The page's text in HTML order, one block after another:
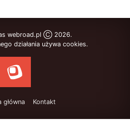
webroad.pl Ⓒ 2026.
działania używa cookies.
główna Kontakt